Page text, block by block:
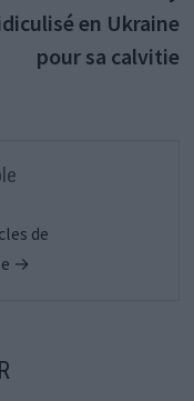
en Ukraine
pour sa calvitie
de
→